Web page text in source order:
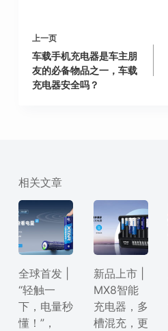
上一页
车载手机充电器是车主朋
友的必备物品之一，车载
充电器安全吗？
相关文章
全球首发 |
“轻触一
下，电量秒
懂！”，
新品上市 |
MX8智能
充电器，多
槽混充，更